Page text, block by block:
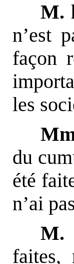
M.
n’est
façon
les
du
été
n’ai
M.